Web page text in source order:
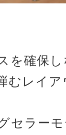
を確保
むレイ
セラー